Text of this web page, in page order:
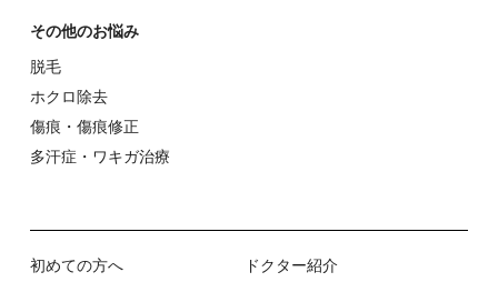
その他のお悩み
脱⽑
ホクロ除去
傷痕・傷痕修正
多汗症・ワキガ治療
初めての⽅へ
ドクター紹介